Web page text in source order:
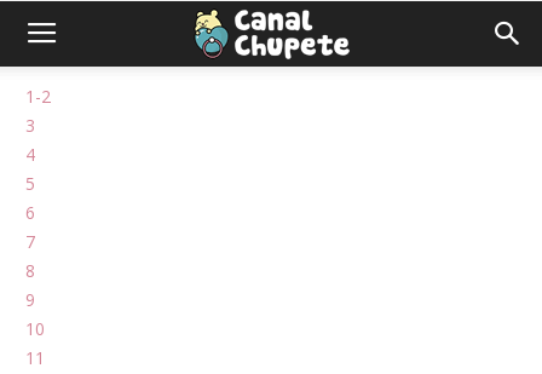
1-2
3
4
5
6
7
8
9
10
11